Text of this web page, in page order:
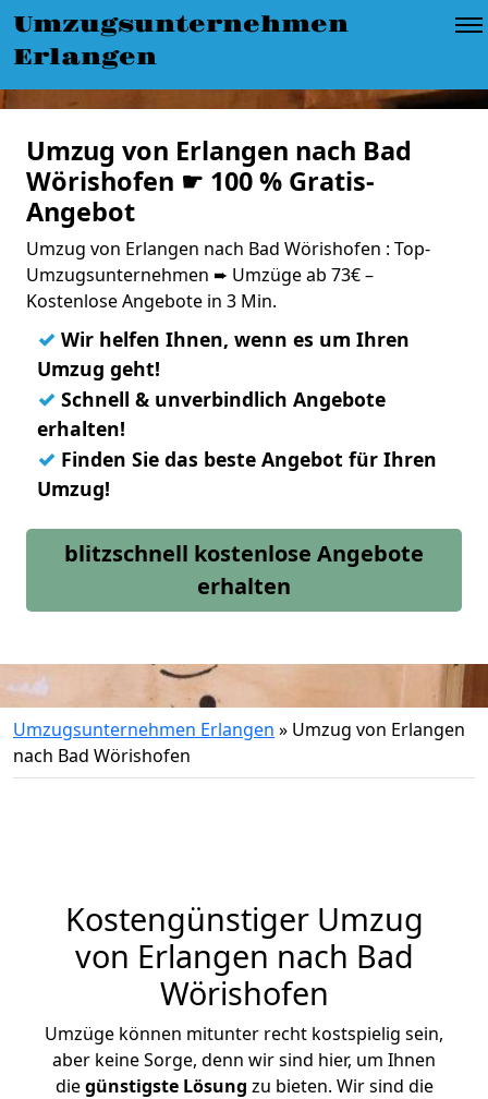
Umzugsunternehmen
Erlangen
Umzug von Erlangen nach Bad
Wörishofen ☛ 100 % Gratis-
Angebot
Umzug von Erlangen nach Bad Wörishofen : Top-
Umzugsunternehmen ➨ Umzüge ab 73€ –
Kostenlose Angebote in 3 Min.
✓ Wir helfen Ihnen, wenn es um Ihren
Umzug geht!
✓ Schnell & unverbindlich Angebote
erhalten!
✓ Finden Sie das beste Angebot für Ihren
Umzug!
blitzschnell kostenlose Angebote
erhalten
Umzugsunternehmen Erlangen » Umzug von Erlangen
nach Bad Wörishofen
Kostengünstiger Umzug
von Erlangen nach Bad
Wörishofen
Umzüge können mitunter recht kostspielig sein,
aber keine Sorge, denn wir sind hier, um Ihnen
diegünstigste Lösung zu bieten. Wir sind die